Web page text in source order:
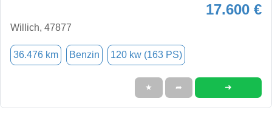
17.600 €
Willich, 47877
36.476 km Benzin 120 kw (163 PS)
★ ➦ ➜